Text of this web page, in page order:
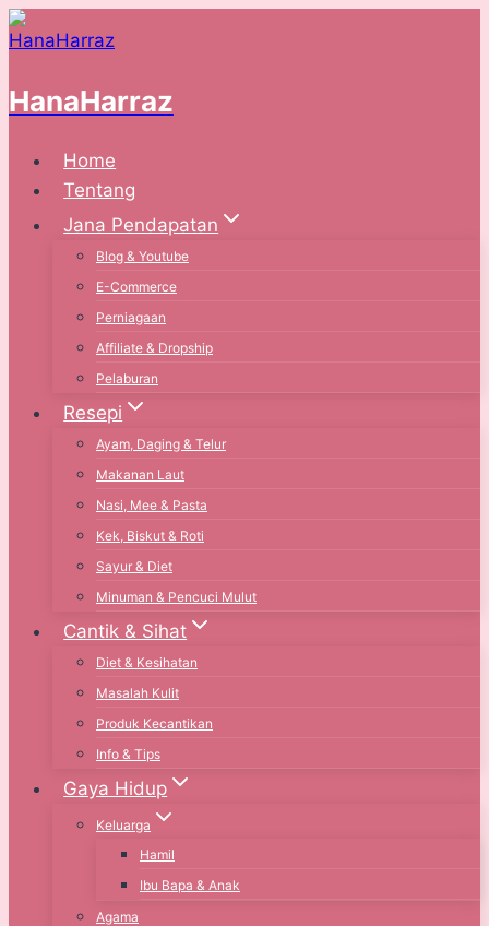
Skip
to
HanaHarraz
Home
Tentang
Jana Pendapatan
Blog & Youtube
E-Commerce
Perniagaan
Affiliate & Dropship
Pelaburan
Resepi
Ayam, Daging & Telur
Makanan Laut
Nasi, Mee & Pasta
Kek, Biskut & Roti
Sayur & Diet
Minuman & Pencuci Mulut
Cantik & Sihat
Diet & Kesihatan
Masalah Kulit
Produk Kecantikan
Info & Tips
Gaya Hidup
Keluarga
Hamil
Ibu Bapa & Anak
Agama